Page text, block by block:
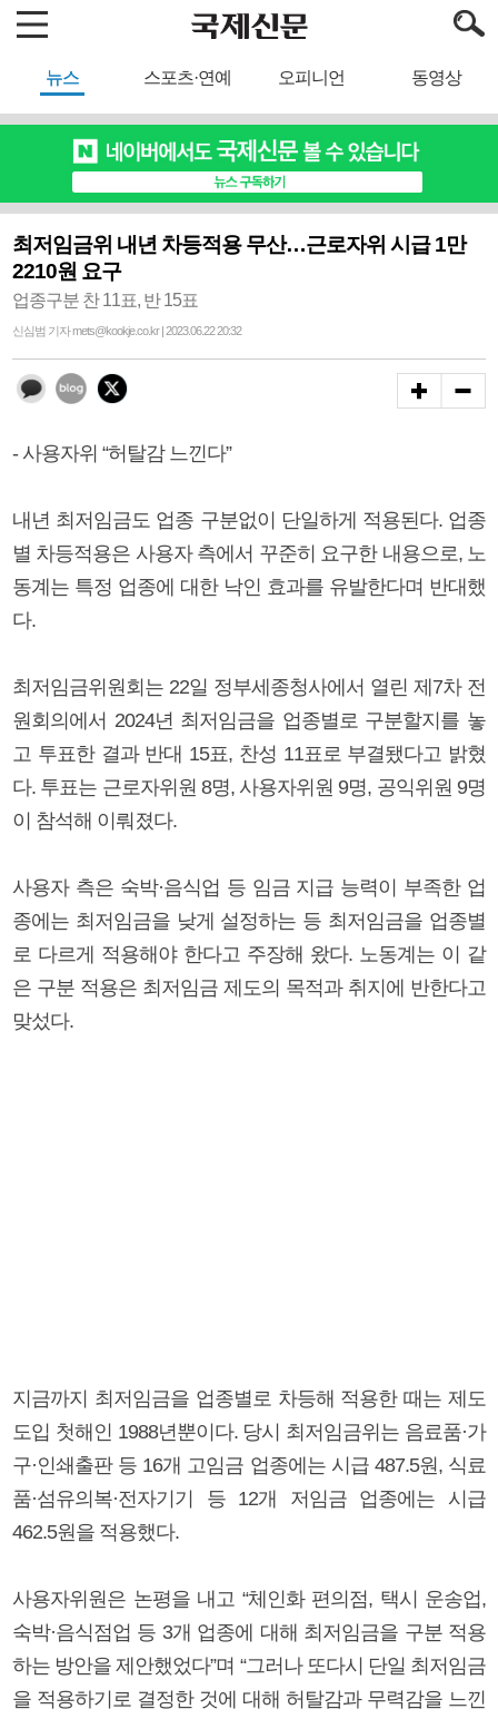
뉴스 스포츠·연예 오피니언 동영상
최저임금위 내년 차등적용 무산…근로자위 시급 1만
2210원 요구
업종구분 찬 11표, 반 15표
신심범 기자 mets@kookje.co.kr | 2023.06.22 20:32
- 사용자위 “허탈감 느낀다”
내년 최저임금도 업종 구분없이 단일하게 적용된다. 업종
별 차등적용은 사용자 측에서 꾸준히 요구한 내용으로, 노
동계는 특정 업종에 대한 낙인 효과를 유발한다며 반대했
다.
최저임금위원회는 22일 정부세종청사에서 열린 제7차 전
원회의에서 2024년 최저임금을 업종별로 구분할지를 놓
고 투표한 결과 반대 15표, 찬성 11표로 부결됐다고 밝혔
다. 투표는 근로자위원 8명, 사용자위원 9명, 공익위원 9명
이 참석해 이뤄졌다.
사용자 측은 숙박·음식업 등 임금 지급 능력이 부족한 업
종에는 최저임금을 낮게 설정하는 등 최저임금을 업종별
로 다르게 적용해야 한다고 주장해 왔다. 노동계는 이 같
은 구분 적용은 최저임금 제도의 목적과 취지에 반한다고
맞섰다.
지금까지 최저임금을 업종별로 차등해 적용한 때는 제도
도입 첫해인 1988년뿐이다. 당시 최저임금위는 음료품·가
구·인쇄출판 등 16개 고임금 업종에는 시급 487.5원, 식료
품·섬유의복·전자기기 등 12개 저임금 업종에는 시급
462.5원을 적용했다.
사용자위원은 논평을 내고 “체인화 편의점, 택시 운송업,
숙박·음식점업 등 3개 업종에 대해 최저임금을 구분 적용
하는 방안을 제안했었다”며 “그러나 또다시 단일 최저임금
을 적용하기로 결정한 것에 대해 허탈감과 무력감을 느낀